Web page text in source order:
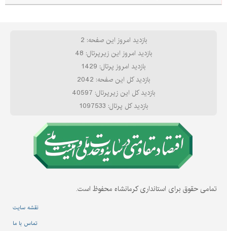
بازدید امروز این صفحه: 2
بازدید امروز این زیرپرتال: 48
بازدید امروز پرتال: 1429
بازدید کل این صفحه: 2042
بازدید کل این زیرپرتال: 40597
بازدید کل پرتال: 1097533
تمامی حقوق برای استانداری کرمانشاه محفوظ است.
نقشه سایت
تماس با ما